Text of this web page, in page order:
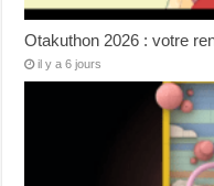
Otakuthon 2026 : votre
il y a 6 jours